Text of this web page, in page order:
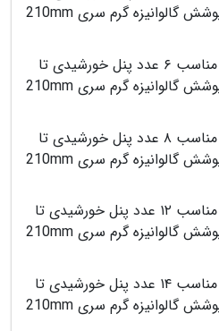
۷۲۵ وات از جنس فولاد با پوشش گالوانیزه گرم سری 210mm
سازه دو ردیف تیپ سنگین مناسب ۶ عدد پنل خورشیدی تا
۷۲۵ وات از جنس فولاد با پوشش گالوانیزه گرم سری 210mm
سازه دو ردیف تیپ سنگین مناسب ۸ عدد پنل خورشیدی تا
۷۲۵ وات از جنس فولاد با پوشش گالوانیزه گرم سری 210mm
سازه دو ردیف تیپ سنگین مناسب ۱۲ عدد پنل خورشیدی تا
۷۲۵ وات از جنس فولاد با پوشش گالوانیزه گرم سری 210mm
سازه دو ردیف تیپ سنگین مناسب ۱۴ عدد پنل خورشیدی تا
۷۲۵ وات از جنس فولاد با پوشش گالوانیزه گرم سری 210mm